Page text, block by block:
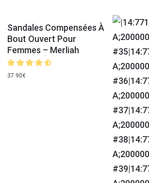
Sandales Compensées À
Bout Ouvert Pour
Femmes – Merliah
37.90€